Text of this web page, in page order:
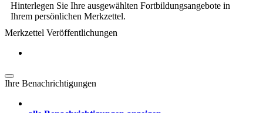
Hinterlegen Sie Ihre ausgewählten Fortbildungsangebote in
Ihrem persönlichen Merkzettel.
Merkzettel Veröffentlichungen
Ihre Benachrichtigungen